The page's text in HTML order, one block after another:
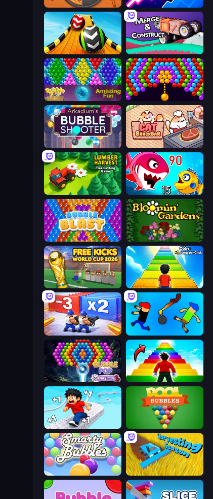
Ring Restaurant Space Waves
Sky Balls 3D Merge & Construct
Bubble Pop Legend Bubble Story
Cat Snack Bar
Lumber Harvest: Tree Cutting Game Fish Eat Getting Big
Bubble Blast Blooming Gardens
Free Kicks World Cup 2026 Obby: +1 Jump per Click
Battle Brigade Mini-Caps: Bombs
Bubble Pop Fairyland Obby Highest Jump Ever
Speed per Click: Obby Pool Bubbles
Smarty Bubbles Harvesting Season